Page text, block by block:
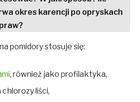
okres karencji po opryskach
pomidory stosuje się:
, również jako profilaktyka,
liści,